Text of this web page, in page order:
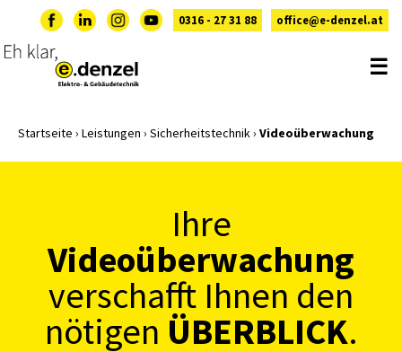
0316 - 27 31 88 office@e-denzel.at
☰
Startseite › Leistungen › Sicherheitstechnik› Videoüberwachung
Ihre
Videoüberwachung
verschafft Ihnen den
nötigen ÜBERBLICK.